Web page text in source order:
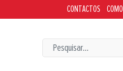
CONTACTOS